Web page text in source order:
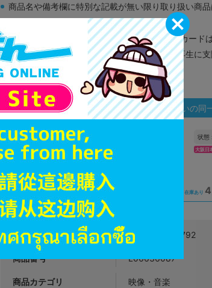
商品名や備考欄に特別な記載が無い限り取り扱い商品
「電池」は原則として保証対象外となります。
ゲーム機本体には、SDカードなどのメモリーカード
ディスク類の読み取り面のキズに関しまして再生に
す。
※詳細につきましてはコチラ
状態違いの同
状態 :A
オンライン
品切状態 6,590円 税込
状態 :
大阪日
在庫あり
JANコード 4549743020792
商品番号 L06636087
商品カテゴリ 映像・音楽